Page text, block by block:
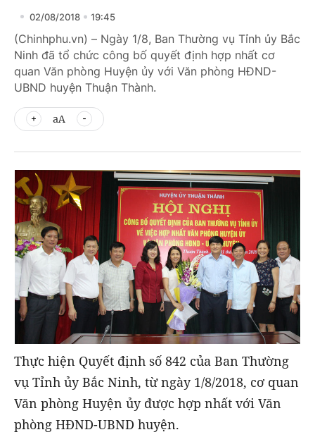
02/08/2018 19:45
(Chinhphu.vn) – Ngày 1/8, Ban Thường vụ Tỉnh ủy Bắc
Ninh đã tổ chức công bố quyết định hợp nhất cơ
quan Văn phòng Huyện ủy với Văn phòng HĐND-
UBND huyện Thuận Thành.
aA
Thực hiện Quyết định số 842 của Ban Thường
vụ Tỉnh ủy Bắc Ninh, từ ngày 1/8/2018, cơ quan
Văn phòng Huyện ủy được hợp nhất với Văn
phòng HĐND-UBND huyện.